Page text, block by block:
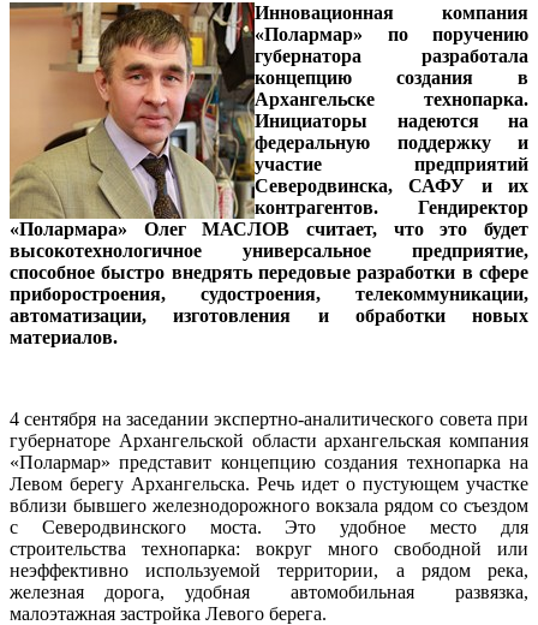
Инновационная компания
«Полармар» по поручению
губернатора разработала
концепцию создания в
Архангельске технопарка.
Инициаторы надеются на
федеральную поддержку и
участие предприятий
Северодвинска, САФУ и их
контрагентов.
Гендиректор
«Полармара» Олег МАСЛОВ считает, что это будет
высокотехнологичное универсальное предприятие,
способное быстро внедрять передовые разработки в сфере
приборостроения, судостроения, телекоммуникации,
автоматизации, изготовления и обработки новых
материалов.
4 сентября на заседании экспертно-аналитического совета при
губернаторе Архангельской области архангельская компания
«Полармар» представит концепцию создания технопарка на
Левом берегу Архангельска. Речь идет о пустующем участке
вблизи бывшего железнодорожного вокзала рядом со съездом
с Северодвинского моста. Это удобное место для
строительства технопарка: вокруг много свободной или
неэффективно используемой территории, а рядом река,
железная дорога, удобная автомобильная развязка,
малоэтажная застройка Левого берега.